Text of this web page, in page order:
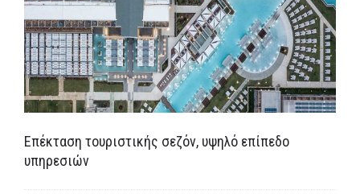
Επέκταση τουριστικής σεζόν, υψηλό επίπεδο
υπηρεσιών